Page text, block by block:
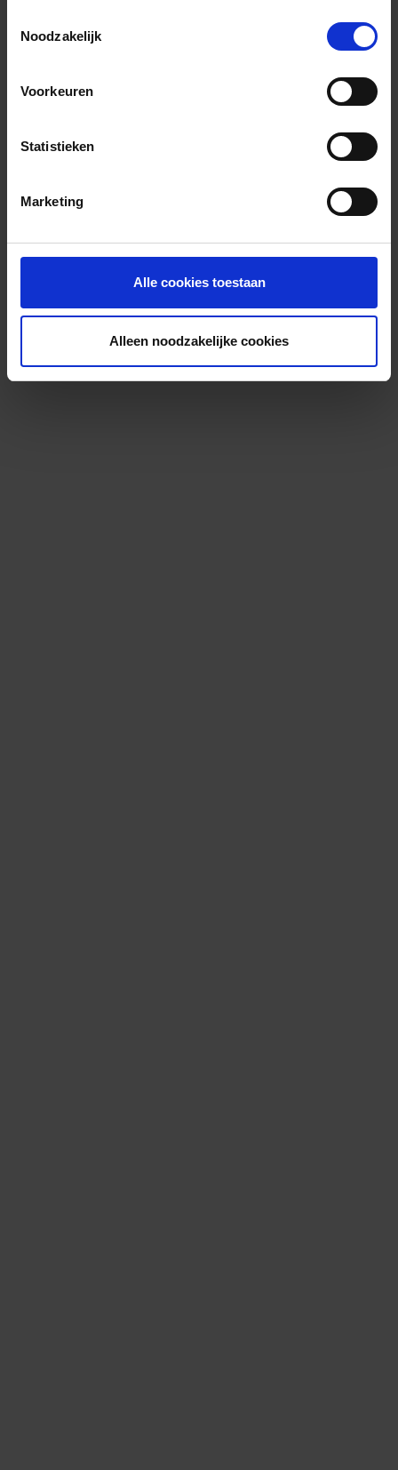
Noodzakelijk
Voorkeuren
Statistieken
Marketing
Alle cookies toestaan
Alleen noodzakelijke cookies